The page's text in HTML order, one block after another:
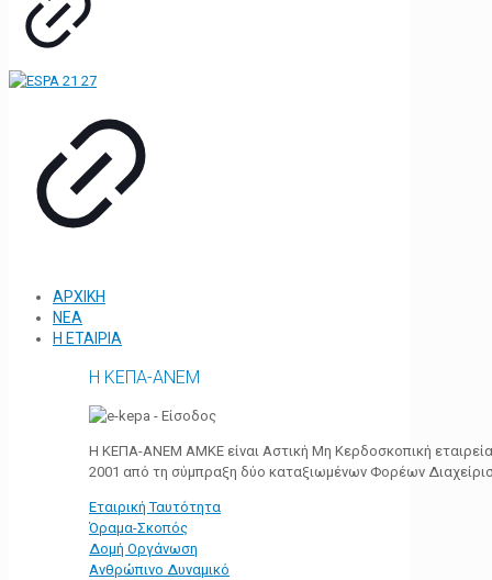
ΑΡΧΙΚΗ
ΝΕΑ
Η ΕΤΑΙΡΙΑ
Η ΚΕΠΑ-ΑΝΕΜ
Η ΚΕΠΑ-ΑΝΕΜ ΑΜΚΕ είναι Αστική Μη Κερδοσκοπική
2001 από τη σύμπραξη δύο καταξιωμένων Φορέων
Εταιρική Ταυτότητα
Όραμα-Σκοπός
Δομή Οργάνωση
Ανθρώπινο Δυναμικό